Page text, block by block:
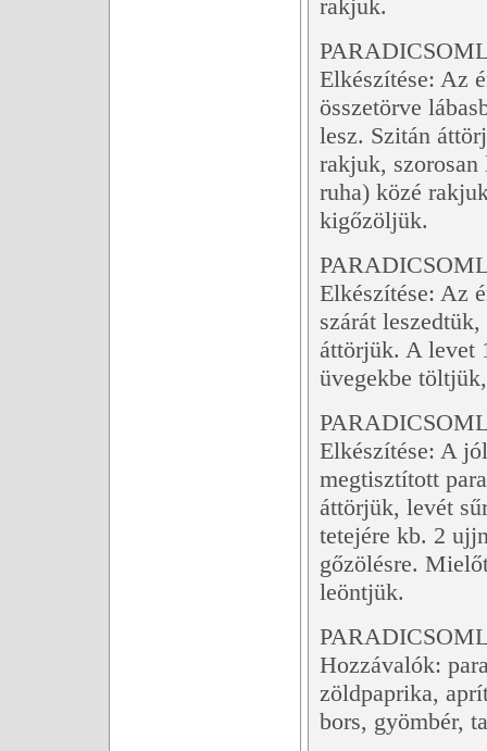
rakjuk.
Elkészítése: Az
összetörve
lesz. Szitán
rakjuk,
ruha) közé
kigőzöljük.
Elkészítése: Az
szárát
áttörjük. A levet
üvegekbe
Elkészítése: A
megtisztított
áttörjük, levét
tetejére kb. 2
gőzölésre.
leöntjük.
Hozzávalók:
zöldpaprika,
bors, gyömbér,